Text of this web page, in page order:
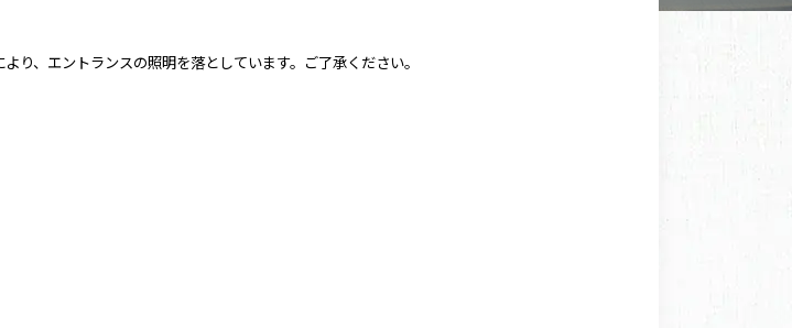
り、エントランスの照明を落としています。ご了承ください。